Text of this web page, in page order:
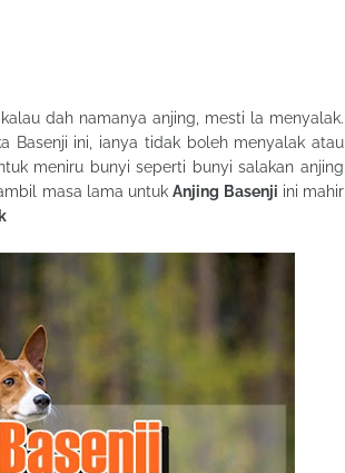
dah namanya anjing, mesti la menyalak.
Basenji ini, ianya tidak boleh menyalak atau
meniru bunyi seperti bunyi salakan anjing
masa lama untukAnjing Basenji ini mahir